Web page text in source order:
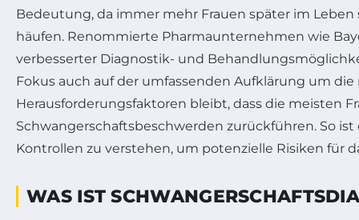
Bedeutung, da immer mehr Frauen später im
häufen. Renommierte Pharmaunternehmen wie
verbesserter Diagnostik- und
Fokus auch auf der umfassenden Aufklärung um
Herausforderungsfaktoren bleibt, dass die meisten
Schwangerschaftsbeschwerden zurückführen. So
Kontrollen zu verstehen, um potenzielle Risiken für
WAS IST